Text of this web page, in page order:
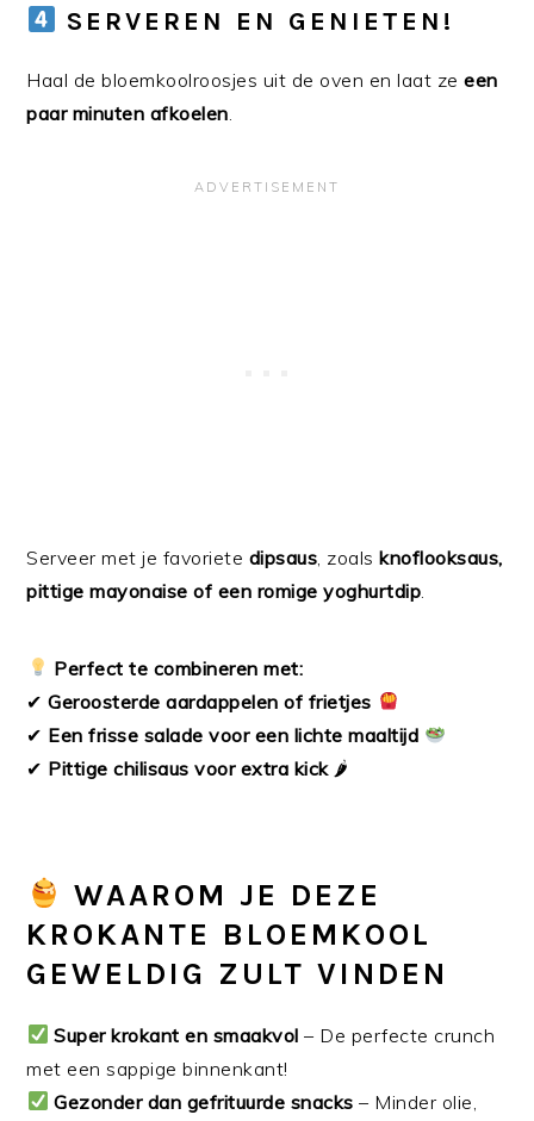
SERVEREN EN GENIETEN!
Haal de bloemkoolroosjes uit de oven en laat zeeen
paar minuten afkoelen
Serveer met je favoriete dipsaus , zoalsknoflooksaus,
pittige mayonaise of een romige yoghurtdip
Perfect te combineren met:
✔Geroosterde aardappelen of frietjes
✔ Een frisse salade voor een lichte maaltijd
✔ Pittige chilisaus voor extra kick🌶
WAAROM JE DEZE
KROKANTE BLOEMKOOL
GEWELDIG ZULT VINDEN
Super krokant en smaakvol – De perfecte crunch
met een sappige binnenkant!
Gezonder dan gefrituurde snacks – Minder olie,